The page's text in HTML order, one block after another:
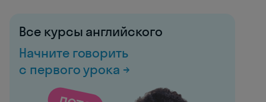
Все курсы английского
Начните говорить
с первого урока →